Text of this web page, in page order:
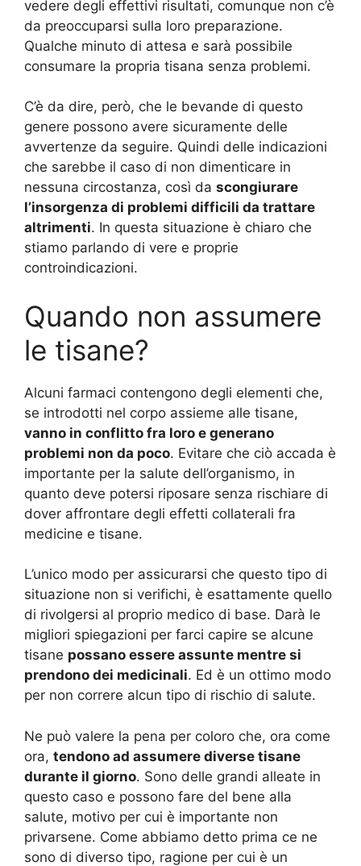
vedere degli effettivi risultati, comunque non c’è
da preoccuparsi sulla loro preparazione.
Qualche minuto di attesa e sarà possibile
consumare la propria tisana senza problemi.
C’è da dire, però, che le bevande di questo
genere possono avere sicuramente delle
avvertenze da seguire. Quindi delle indicazioni
che sarebbe il caso di non dimenticare in
nessuna circostanza, così da scongiurare
l’insorgenza di problemi difficili da trattare
altrimenti. In questa situazione è chiaro che
stiamo parlando di vere e proprie
controindicazioni.
Quando non assumere
le tisane?
Alcuni farmaci contengono degli elementi che,
se introdotti nel corpo assieme alle tisane,
vanno in conflitto fra loro e generano
problemi non da poco. Evitare che ciò accada è
importante per la salute dell’organismo, in
quanto deve potersi riposare senza rischiare di
dover affrontare degli effetti collaterali fra
medicine e tisane.
L’unico modo per assicurarsi che questo tipo di
situazione non si verifichi, è esattamente quello
di rivolgersi al proprio medico di base. Darà le
migliori spiegazioni per farci capire se alcune
tisane possano essere assunte mentre si
prendono dei medicinali. Ed è un ottimo modo
per non correre alcun tipo di rischio di salute.
Ne può valere la pena per coloro che, ora come
ora, tendono ad assumere diverse tisane
durante il giorno. Sono delle grandi alleate in
questo caso e possono fare del bene alla
salute, motivo per cui è importante non
privarsene. Come abbiamo detto prima ce ne
sono di diverso tipo, ragione per cui è un